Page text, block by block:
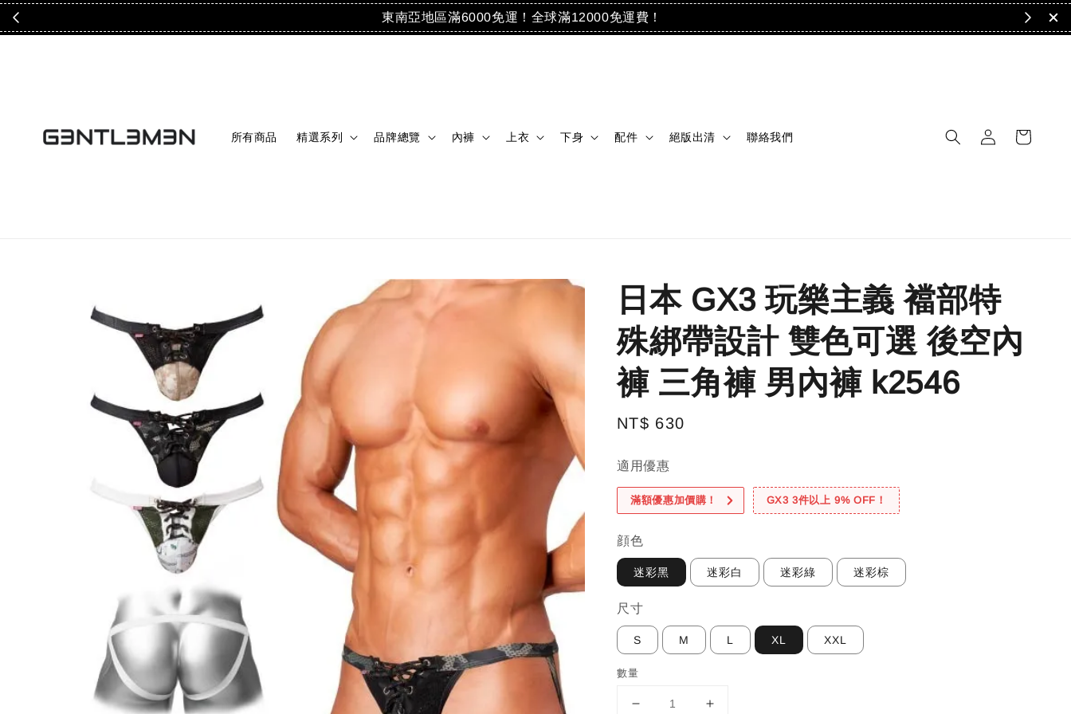
東南亞地區滿6000免運！全球滿12000免運費！
所有商品 精選系列 品牌總覽 內褲 上衣 下身 配件 絕版出清 聯絡我們
日本 GX3 玩樂主義 襠部特
殊綁帶設計 雙色可選 後空內
褲 三角褲 男內褲 k2546
Regular
NT$ 630
適用優惠
滿額優惠加價購！ GX3 3件以上 9% OFF！
顔色
迷彩黑 迷彩白 迷彩綠 迷彩棕
尺寸
S M L XL XXL
數量